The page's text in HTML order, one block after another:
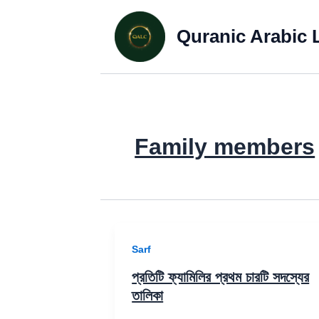
Quranic Arabic
Family members
Sarf
প্রতিটি ফ্যামিলির প্রথম চারটি সদস্যের
তালিকা